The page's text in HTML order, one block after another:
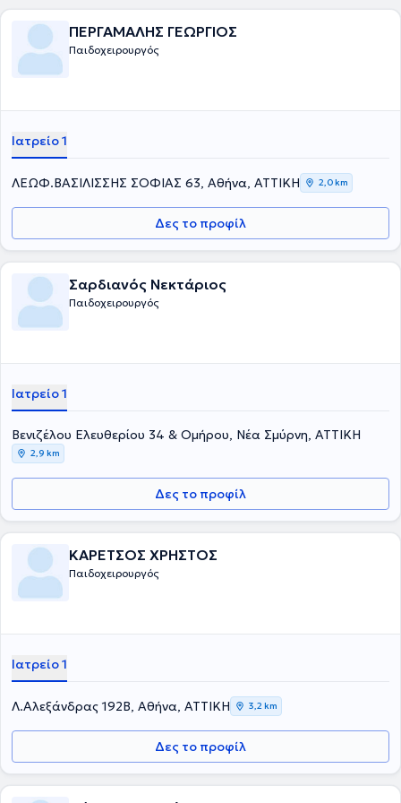
ΠΕΡΓΑΜΑΛΗΣ ΓΕΩΡΓΙΟΣ
Παιδοχειρουργός
Ιατρείο 1
ΛΕΩΦ.ΒΑΣΙΛΙΣΣΗΣ ΣΟΦΙΑΣ 63, Αθήνα, ΑΤΤΙΚΗ 2,0 km
Δες το προφίλ
Σαρδιανός Νεκτάριος
Παιδοχειρουργός
Ιατρείο 1
Βενιζέλου Ελευθερίου 34 & Ομήρου, Νέα Σμύρνη, ΑΤΤΙΚΗ
2,9 km
Δες το προφίλ
ΚΑΡΕΤΣΟΣ ΧΡΗΣΤΟΣ
Παιδοχειρουργός
Ιατρείο 1
Λ.Αλεξάνδρας 192Β, Αθήνα, ΑΤΤΙΚΗ 3,2 km
Δες το προφίλ